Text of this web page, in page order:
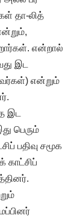
தா-லித்
என்றால்
இட
என்றும்
இட
பெரும்
பதிவு சமூக